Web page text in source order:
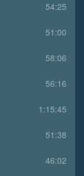
54:25
51:00
58:06
56:16
1:15:45
51:38
46:02